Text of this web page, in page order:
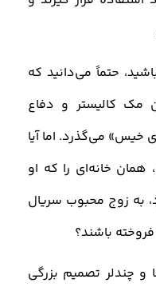
حتماً می‌دانید که
مک‌ کالیستر و دفاع
خیس» می‌گذرد. اما آیا
خانه‌ای را که او
به زوج محبوب سریال
فروخته باشند؟
و چندلر تصمیم بزرگی